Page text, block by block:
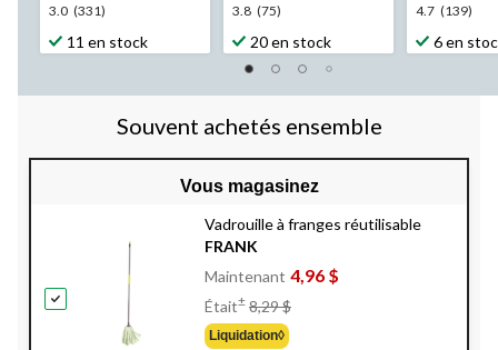
3.0 (331)
3.0
étoile(s)
sur
331
évaluations
11 en stock
3.8 (75)
3.8
étoile(s)
sur
5.
75
évaluations
20 en stock
4.7 (139)
4.7
étoile(s)
sur
139
6 en
Souvent achetés ensemble
Vous magasinez
Vadrouille à franges réutilisable
FRANK
Maintenant 4,96 $
Était± 8,29 $
Liquidation◊